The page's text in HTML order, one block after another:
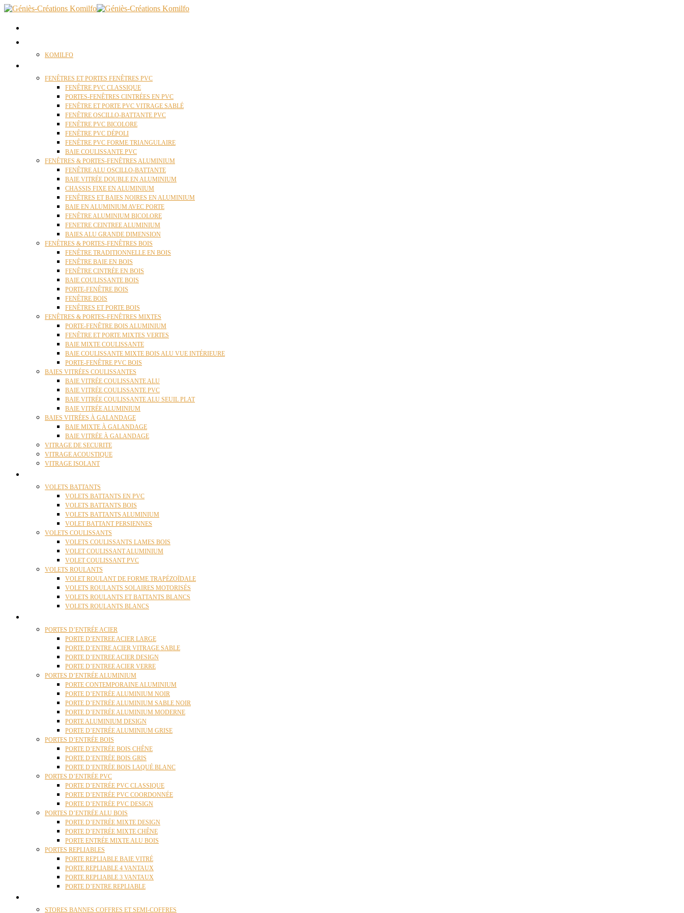
KOMILFO
FENÊTRES ET PORTES FENÊTRES PVC
FENÊTRE PVC CLASSIQUE
PORTES-FENÊTRES CINTRÉES EN PVC
FENÊTRE ET PORTE PVC VITRAGE SABLÉ
FENÊTRE OSCILLO-BATTANTE PVC
FENÊTRE PVC BICOLORE
FENÊTRE PVC DÉPOLI
FENÊTRE PVC FORME TRIANGULAIRE
BAIE COULISSANTE PVC
FENÊTRES & PORTES-FENÊTRES ALUMINIUM
FENÊTRE ALU OSCILLO-BATTANTE
BAIE VITRÉE DOUBLE EN ALUMINIUM
CHASSIS FIXE EN ALUMINIUM
FENÊTRES ET BAIES NOIRES EN ALUMINIUM
BAIE EN ALUMINIUM AVEC PORTE
FENÊTRE ALUMINIUM BICOLORE
FENETRE CEINTREE ALUMINIUM
BAIES ALU GRANDE DIMENSION
FENÊTRES & PORTES-FENÊTRES BOIS
FENÊTRE TRADITIONNELLE EN BOIS
FENÊTRE BAIE EN BOIS
FENÊTRE CINTRÉE EN BOIS
BAIE COULISSANTE BOIS
PORTE-FENÊTRE BOIS
FENÊTRE BOIS
FENÊTRES ET PORTE BOIS
FENÊTRES & PORTES-FENÊTRES MIXTES
PORTE-FENÊTRE BOIS ALUMINIUM
FENÊTRE ET PORTE MIXTES VERTES
BAIE MIXTE COULISSANTE
BAIE COULISSANTE MIXTE BOIS ALU VUE INTÉRIEURE
PORTE-FENÊTRE PVC BOIS
BAIES VITRÉES COULISSANTES
BAIE VITRÉE COULISSANTE ALU
BAIE VITRÉE COULISSANTE PVC
BAIE VITRÉE COULISSANTE ALU SEUIL PLAT
BAIE VITRÉE ALUMINIUM
BAIES VITRÉES À GALANDAGE
BAIE MIXTE À GALANDAGE
BAIE VITRÉE À GALANDAGE
VITRAGE DE SECURITE
VITRAGE ACOUSTIQUE
VITRAGE ISOLANT
VOLETS BATTANTS
VOLETS BATTANTS EN PVC
VOLETS BATTANTS BOIS
VOLETS BATTANTS ALUMINIUM
VOLET BATTANT PERSIENNES
VOLETS COULISSANTS
VOLETS COULISSANTS LAMES BOIS
VOLET COULISSANT ALUMINIUM
VOLET COULISSANT PVC
VOLETS ROULANTS
VOLET ROULANT DE FORME TRAPÉZOÏDALE
VOLETS ROULANTS SOLAIRES MOTORISÉS
VOLETS ROULANTS ET BATTANTS BLANCS
VOLETS ROULANTS BLANCS
PORTES D’ENTRÉE ACIER
PORTE D’ENTREE ACIER LARGE
PORTE D’ENTRE ACIER VITRAGE SABLE
PORTE D’ENTREE ACIER DESIGN
PORTE D’ENTREE ACIER VERRE
PORTES D’ENTRÉE ALUMINIUM
PORTE CONTEMPORAINE ALUMINIUM
PORTE D’ENTRÉE ALUMINIUM NOIR
PORTE D’ENTRÉE ALUMINIUM SABLE NOIR
PORTE D’ENTRÉE ALUMINIUM MODERNE
PORTE ALUMINIUM DESIGN
PORTE D’ENTRÉE ALUMINIUM GRISE
PORTES D’ENTRÉE BOIS
PORTE D’ENTRÉE BOIS CHÊNE
PORTE D’ENTRÉE BOIS GRIS
PORTE D’ENTRÉE BOIS LAQUÉ BLANC
PORTES D’ENTRÉE PVC
PORTE D’ENTRÉE PVC CLASSIQUE
PORTE D’ENTRÉE PVC COORDONNÉE
PORTE D’ENTRÉE PVC DESIGN
PORTES D’ENTRÉE ALU BOIS
PORTE D’ENTRÉE MIXTE DESIGN
PORTE D’ENTRÉE MIXTE CHÊNE
PORTE ENTRÉE MIXTE ALU BOIS
PORTES REPLIABLES
PORTE REPLIABLE BAIE VITRÉ
PORTE REPLIABLE 4 VANTAUX
PORTE REPLIABLE 3 VANTAUX
PORTE D’ENTRE REPLIABLE
STORES BANNES COFFRES ET SEMI-COFFRES